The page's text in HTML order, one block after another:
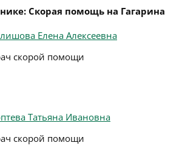
Скорая помощь на Гагарина
Елена Алексеевна
скорой помощи
Татьяна Ивановна
скорой помощи